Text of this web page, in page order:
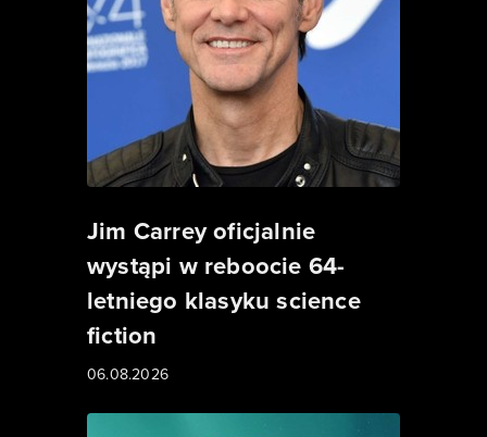
Jim Carrey oficjalnie
wystąpi w reboocie 64-
letniego klasyku science
fiction
06.08.2026